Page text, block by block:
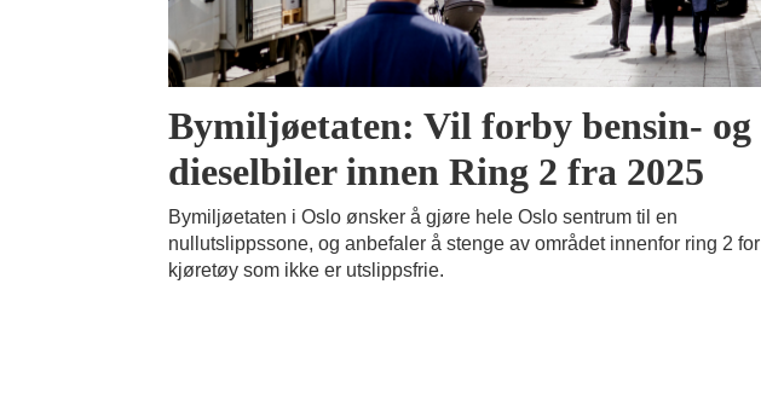
Bymiljøetaten: Vil forby bensin- og
dieselbiler innen Ring 2 fra 2025
Bymiljøetaten i Oslo ønsker å gjøre hele Oslo sentrum til en
nullutslippssone, og anbefaler å stenge av området innenfor ring 2 for
kjøretøy som ikke er utslippsfrie.